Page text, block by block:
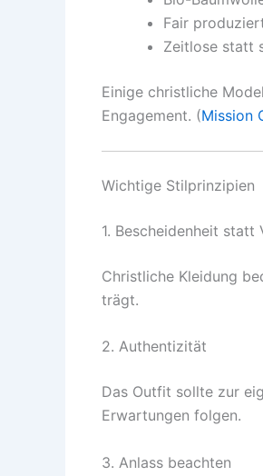
Fair
Zeitlose statt
Einige christliche
Engagement. (Mission
Wichtige Stilprinzipien
1. Bescheidenheit statt
Christliche Kleidung
trägt.
2. Authentizität
Das Outfit sollte zur
Erwartungen folgen.
3. Anlass beachten